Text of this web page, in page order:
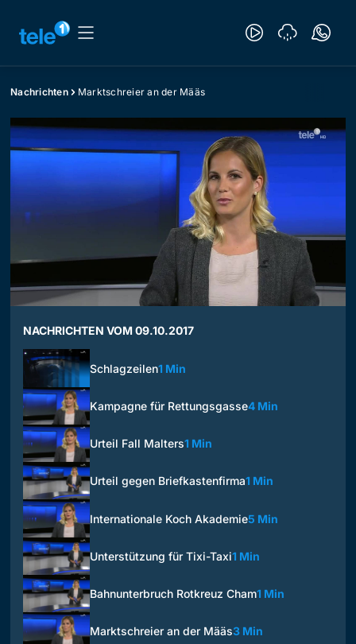
Nachrichten Marktschreier an der Määs
NACHRICHTEN VOM 09.10.2017
Schlagzeilen1 Min
Kampagne für Rettungsgasse4 Min
Urteil Fall Malters1 Min
Urteil gegen Briefkastenfirma1 Min
Internationale Koch Akademie5 Min
Unterstützung für Tixi-Taxi1 Min
Bahnunterbruch Rotkreuz Cham1 Min
Marktschreier an der Määs3 Min